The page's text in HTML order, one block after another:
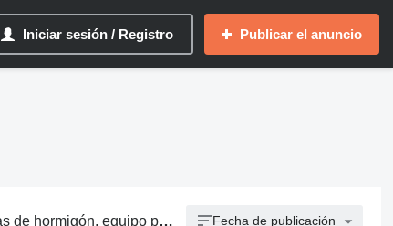
Iniciar sesión / Registro Publicar el anuncio
equipo para hormigón Fecha de publicación